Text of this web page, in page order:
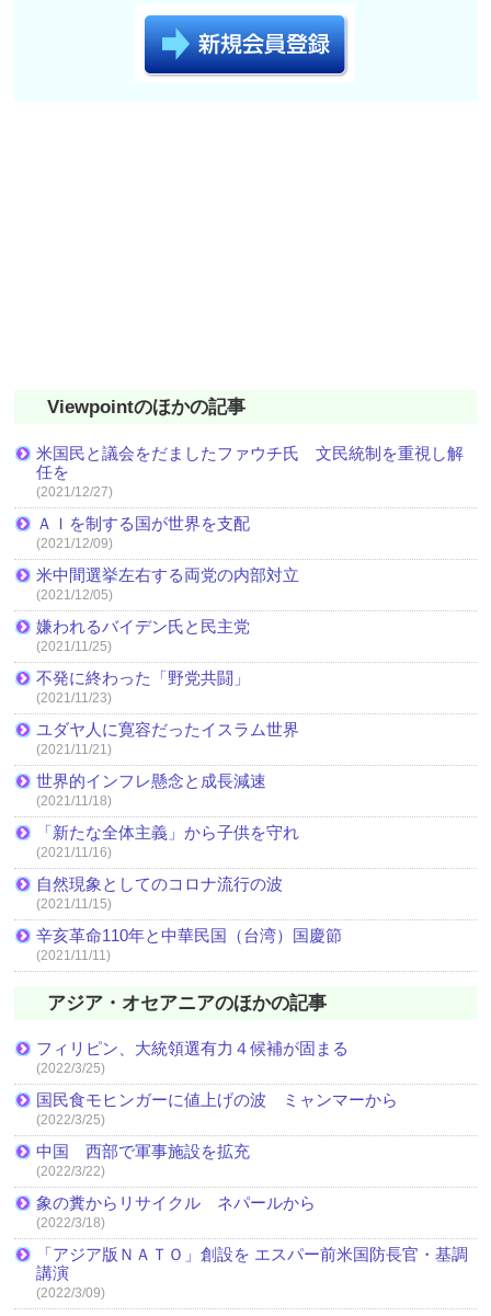
Viewpointのほかの記事
米国民と議会をだましたファウチ氏 文民統制を重視し解
任を
(2021/12/27)
ＡＩを制する国が世界を支配
(2021/12/09)
米中間選挙左右する両党の内部対立
(2021/12/05)
嫌われるバイデン氏と民主党
(2021/11/25)
不発に終わった「野党共闘」
(2021/11/23)
ユダヤ人に寛容だったイスラム世界
(2021/11/21)
世界的インフレ懸念と成長減速
(2021/11/18)
「新たな全体主義」から子供を守れ
(2021/11/16)
自然現象としてのコロナ流行の波
(2021/11/15)
辛亥革命110年と中華民国（台湾）国慶節
(2021/11/11)
アジア・オセアニアのほかの記事
フィリピン、大統領選有力４候補が固まる
(2022/3/25)
国民食モヒンガーに値上げの波 ミャンマーから
(2022/3/25)
中国 西部で軍事施設を拡充
(2022/3/22)
象の糞からリサイクル ネパールから
(2022/3/18)
「アジア版ＮＡＴＯ」創設を エスパー前米国防長官・基調
講演
(2022/3/09)